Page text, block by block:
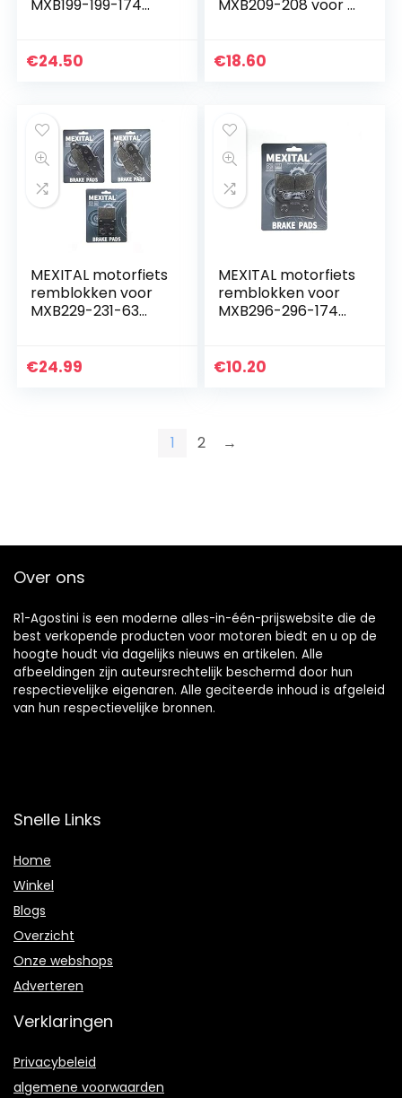
MXB199-199-174
€24.50
MXB209-208 voor +
€18.60
MEXITAL motorfiets
remblokken voor
MXB229-231-63
€24.99
MEXITAL motorfiets
remblokken voor
MXB296-296-174
€10.20
1 2 →
Over ons
R1-Agostini is een moderne alles-in-één-prijswebsite die de
best verkopende producten voor motoren biedt en u op de
hoogte houdt via dagelijks nieuws en artikelen. Alle
afbeeldingen zijn auteursrechtelijk beschermd door hun
respectievelijke eigenaren. Alle geciteerde inhoud is afgeleid
van hun respectievelijke bronnen.
Snelle Links
Home
Winkel
Blogs
Overzicht
Onze webshops
Adverteren
Verklaringen
Privacybeleid
algemene voorwaarden